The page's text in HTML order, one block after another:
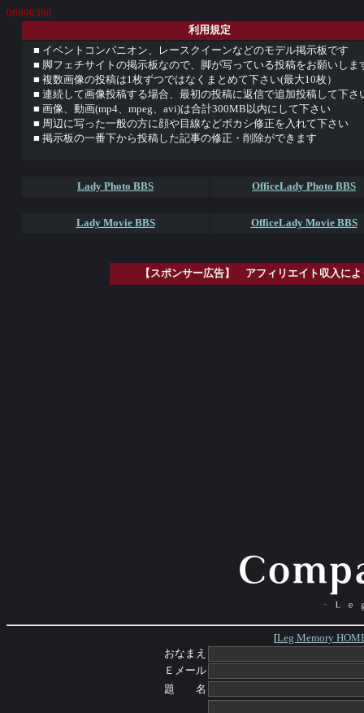
06690390
利用規定
■ イベントコンパニオン、レースクイーンなどのモデル掲示板です
■ 脚フェチサイトの掲示板なので、脚が写っている投稿をお願いしま
■ 複数画像の投稿は1枚ずつではなくまとめて下さい(最大10枚）
■ 連続して画像投稿する場合、最初の投稿に返信で追加投稿して下さ
■ 画像、動画(mp4、mpeg、avi)は合計300MB以内にして下さい
■ 周辺に写った一般の方に顔や目線などボカシ修正を入れて下さい
■ 掲示板の一番下から投稿した記事の修正・削除ができます
Lady Photo BBS OfficeLady Photo BBS
Lady Movie BBS OfficeLady Movie BBS
【スポンサー広告】 アフィリエイト収入に
[Leg Memory
おなまえ
Ｅメール
題 名